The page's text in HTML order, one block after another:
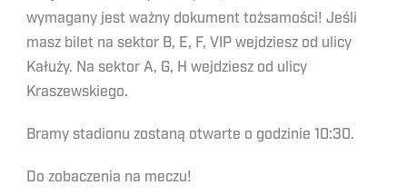
wymagany jest ważny dokument tożsamości! Jeśli
masz bilet na sektor B, E, F, VIP wejdziesz od ulicy
Kałuży. Na sektor A, G, H wejdziesz od ulicy
Kraszewskiego.
Bramy stadionu zostaną otwarte o godzinie 10:30.
Do zobaczenia na meczu!